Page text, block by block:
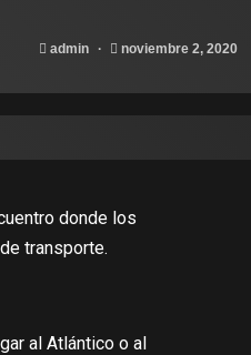
admin noviembre 2, 2020
donde los
transporte.
al Atlántico o al